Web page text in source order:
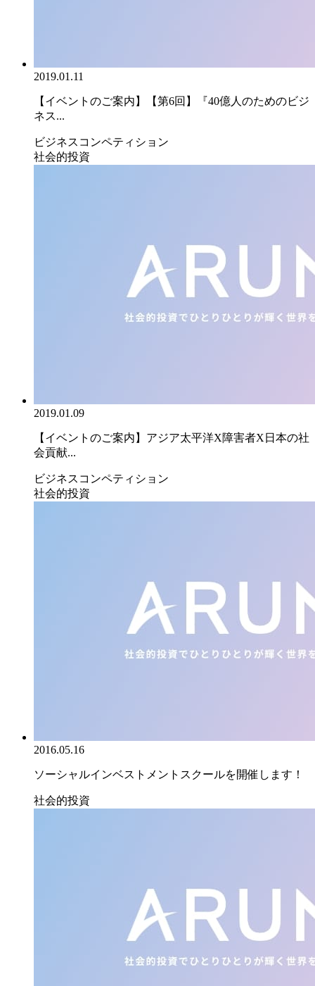
2019.01.11
【イベントのご案内】【第6回】『40億人のためのビジ
ネス...
ビジネスコンペティション
社会的投資
2019.01.09
【イベントのご案内】アジア太平洋X障害者X日本の社
会貢献...
ビジネスコンペティション
社会的投資
2016.05.16
ソーシャルインベストメントスクールを開催します！
社会的投資